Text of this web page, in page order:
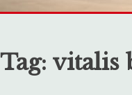
Tag: vitalis